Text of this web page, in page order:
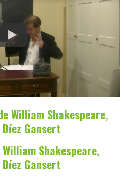
William Shakespeare,
Gansert
Shakespeare,
Gansert